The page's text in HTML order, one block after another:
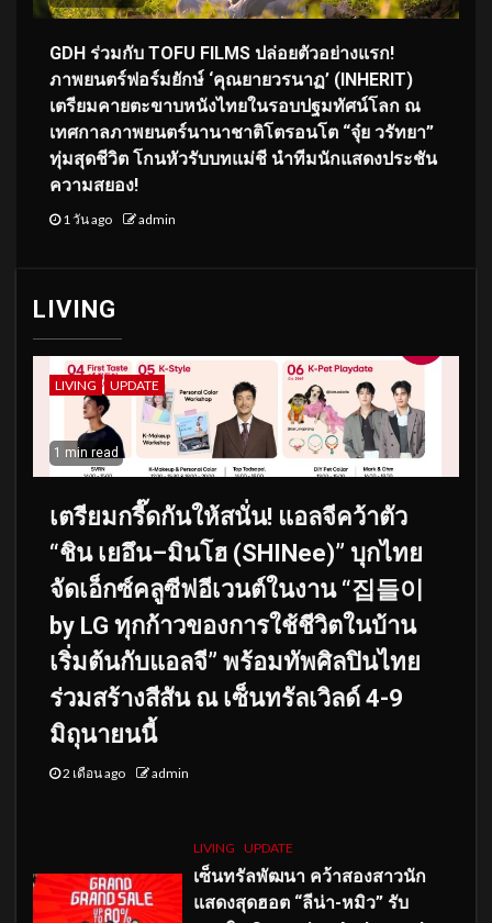
GDH ร่วมกับ TOFU FILMS ปล่อยตัวอย่างแรก!
ภาพยนตร์ฟอร์มยักษ์ ‘คุณยายวรนาฏ’ (INHERIT)
เตรียมคายตะขาบหนังไทยในรอบปฐมทัศน์โลก ณ
เทศกาลภาพยนตร์นานาชาติโตรอนโต “จุ๋ย วรัทยา”
ทุ่มสุดชีวิต โกนหัวรับบทแม่ชี นำทีมนักแสดงประชัน
ความสยอง!
1 วัน ago admin
LIVING
LIVING UPDATE
1 min read
เตรียมกรี๊ดกันให้สนั่น! แอลจีคว้าตัว
“ชิน เยอึน–มินโฮ (SHINee)” บุกไทย
จัดเอ็กซ์คลูซีฟอีเวนต์ในงาน “집들이
by LG ทุกก้าวของการใช้ชีวิตในบ้าน
เริ่มต้นกับแอลจี” พร้อมทัพศิลปินไทย
ร่วมสร้างสีสัน ณ เซ็นทรัลเวิลด์ 4-9
มิถุนายนนี้
2 เดือน ago admin
LIVING UPDATE
เซ็นทรัลพัฒนา คว้าสองสาวนัก
แสดงสุดฮอต “ลีน่า-หมิว” รับ